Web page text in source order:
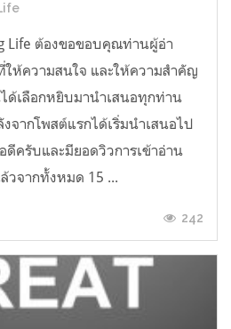
Life ต้องขอขอบคุณท่านผู้อ่า
ห้ความสนใจ และให้ความสำคัญ
เลือกหยิบมานำเสนอทุกท่าน
จากโพสต์แรกได้เริ่มนำเสนอไป
ครับและมียอดวิวการเข้าอ่าน
วจากทั้งหมด 15 ...
242